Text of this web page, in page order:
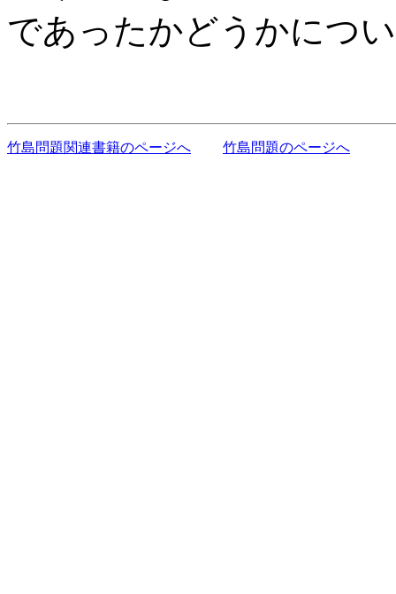
であったかどうかにつ
竹島問題関連書籍のページへ 竹島問題のページへ